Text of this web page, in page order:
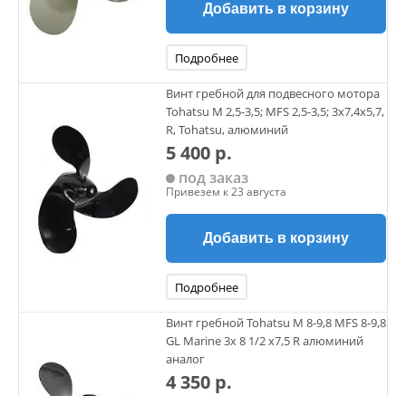
Добавить в корзину
Подробнее
Винт гребной для подвесного мотора
Tohatsu M 2,5-3,5; MFS 2,5-3,5; 3х7,4х5,7,
R, Tohatsu, алюминий
5 400 р.
под заказ
Привезем к 23 августа
Добавить в корзину
Подробнее
Винт гребной Tohatsu M 8-9,8 MFS 8-9,8
GL Marine 3х 8 1/2 х7,5 R алюминий
аналог
4 350 р.